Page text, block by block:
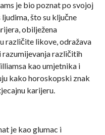
je bio poznat po svojoj
što su ključne
obilježena
različite likove, odražava
različitih
kao umjetnika i
kako horoskopski znak
karijeru.
je kao glumac i